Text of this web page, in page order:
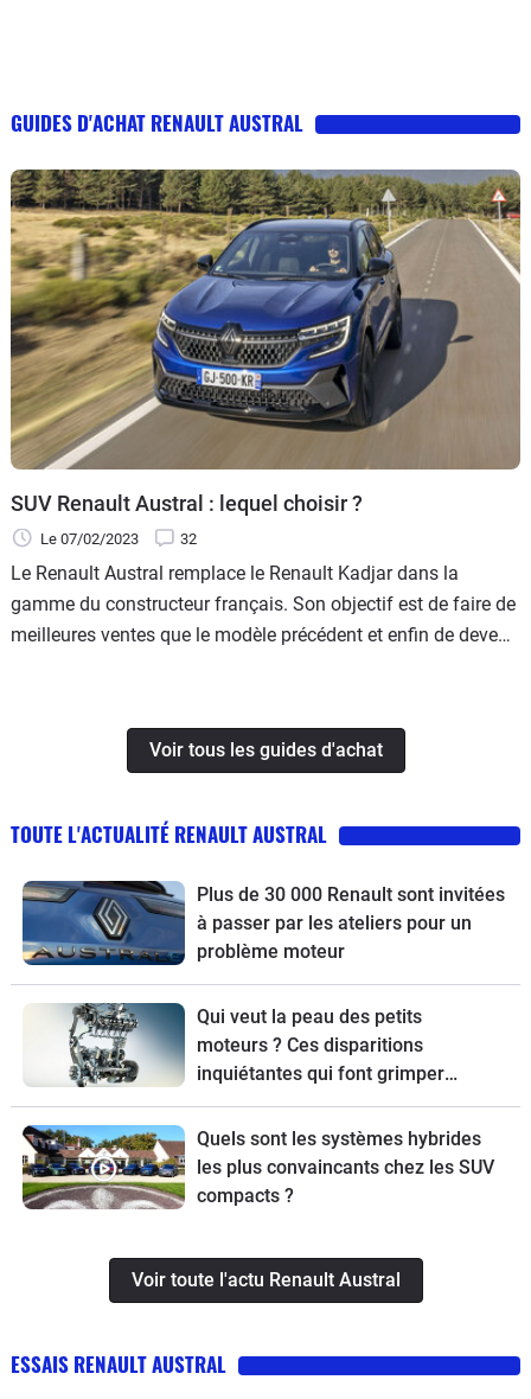
GUIDES D'ACHAT RENAULT AUSTRAL
SUV Renault Austral : lequel choisir ?
Le 07/02/2023 32
Le Renault Austral remplace le Renault Kadjar dans la
gamme du constructeur français. Son objectif est de faire de
meilleures ventes que le modèle précédent et enfin de devenir
est la meilleure motorisation et quelle est la meilleure finition
pour ce SUV compact ?Voir tous les guides d'achat
TOUTE L'ACTUALITÉ RENAULT AUSTRAL
Plus de 30 000 Renault sont invitées
à passer par les ateliers pour un
problème moteur
Qui veut la peau des petits
moteurs ? Ces disparitions
inquiétantes qui font grimper
outrageusement les prix des
voitures…
Quels sont les systèmes hybrides
les plus convaincants chez les SUV
compacts ?
Voir toute l'actu Renault Austral
ESSAIS RENAULT AUSTRAL